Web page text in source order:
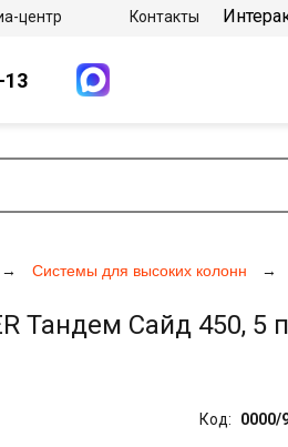
Системы для высоких колонн
Сайд 450, 5
Код: 0000/
центр Контакты
13